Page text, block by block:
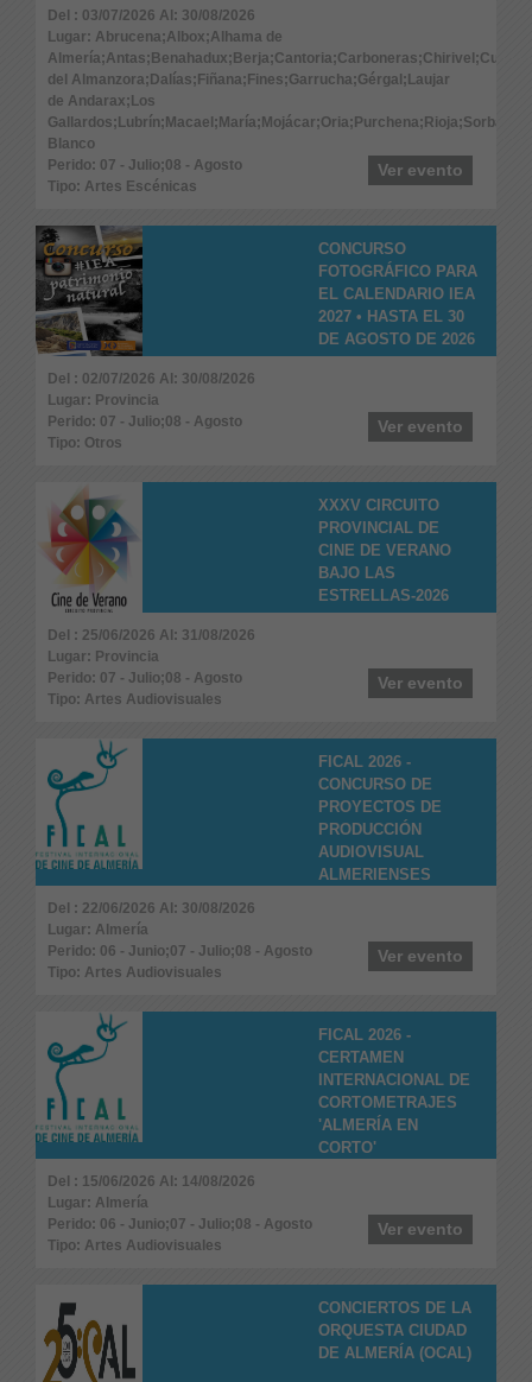
Del : 03/07/2026 Al: 30/08/2026
Lugar: Abrucena;Albox;Alhama de
Almería;Antas;Benahadux;Berja;Cantoria;Carboneras;Chirivel;Cuevas
del Almanzora;Dalías;Fiñana;Fines;Garrucha;Gérgal;Laujar
de Andarax;Los
Blanco
Perido: 07 - Julio;08 - Agosto
Tipo: Artes Escénicas
Ver evento
CONCURSO
FOTOGRÁFICO PARA
EL CALENDARIO IEA
2027 • HASTA EL 30
DE AGOSTO DE 2026
Del : 02/07/2026 Al: 30/08/2026
Lugar: Provincia
Perido: 07 - Julio;08 - Agosto
Tipo: Otros
Ver evento
XXXV CIRCUITO
PROVINCIAL DE
CINE DE VERANO
BAJO LAS
ESTRELLAS-2026
Del : 25/06/2026 Al: 31/08/2026
Lugar: Provincia
Perido: 07 - Julio;08 - Agosto
Tipo: Artes Audiovisuales
Ver evento
FICAL 2026 -
CONCURSO DE
PROYECTOS DE
PRODUCCIÓN
AUDIOVISUAL
ALMERIENSES
Del : 22/06/2026 Al: 30/08/2026
Lugar: Almería
Perido: 06 - Junio;07 - Julio;08 - Agosto
Tipo: Artes Audiovisuales
Ver evento
FICAL 2026 -
CERTAMEN
INTERNACIONAL DE
CORTOMETRAJES
'ALMERÍA EN
CORTO'
Del : 15/06/2026 Al: 14/08/2026
Lugar: Almería
Perido: 06 - Junio;07 - Julio;08 - Agosto
Tipo: Artes Audiovisuales
Ver evento
CONCIERTOS DE LA
ORQUESTA CIUDAD
DE ALMERÍA (OCAL)